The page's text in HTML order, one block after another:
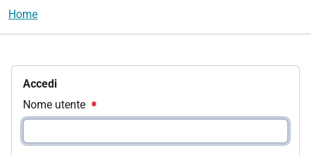
Home
Accedi
Nome utente